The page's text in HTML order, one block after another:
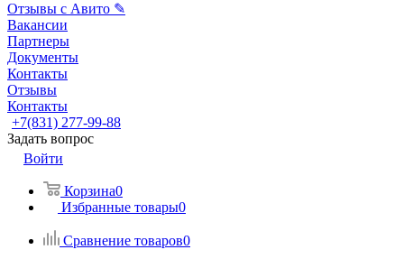
Отзывы с Авито ✎
Вакансии
Партнеры
Документы
Контакты
Отзывы
Контакты
+7(831) 277-99-88
Задать вопрос
Войти
Корзина0
Избранные товары0
Сравнение товаров0